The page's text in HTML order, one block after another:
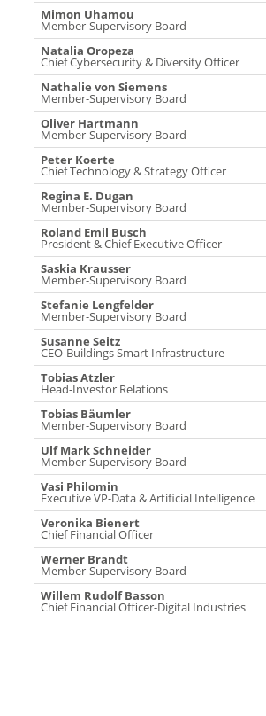
Mimon Uhamou
Member-Supervisory Board
Natalia Oropeza
Chief Cybersecurity & Diversity Officer
Nathalie von Siemens
Member-Supervisory Board
Oliver Hartmann
Member-Supervisory Board
Peter Koerte
Chief Technology & Strategy Officer
Regina E. Dugan
Member-Supervisory Board
Roland Emil Busch
President & Chief Executive Officer
Saskia Krausser
Member-Supervisory Board
Stefanie Lengfelder
Member-Supervisory Board
Susanne Seitz
CEO-Buildings Smart Infrastructure
Tobias Atzler
Head-Investor Relations
Tobias Bäumler
Member-Supervisory Board
Ulf Mark Schneider
Member-Supervisory Board
Vasi Philomin
Executive VP-Data & Artificial Intelligence
Veronika Bienert
Chief Financial Officer
Werner Brandt
Member-Supervisory Board
Willem Rudolf Basson
Chief Financial Officer-Digital Industries